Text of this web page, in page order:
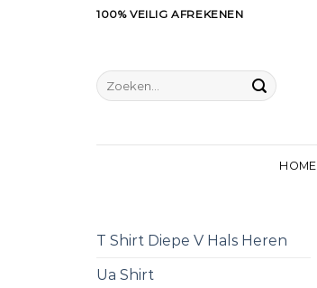
100% VEILIG AFREKENEN
Zoeken
naar:
HOME
T Shirt Diepe V Hals Heren
Ua Shirt